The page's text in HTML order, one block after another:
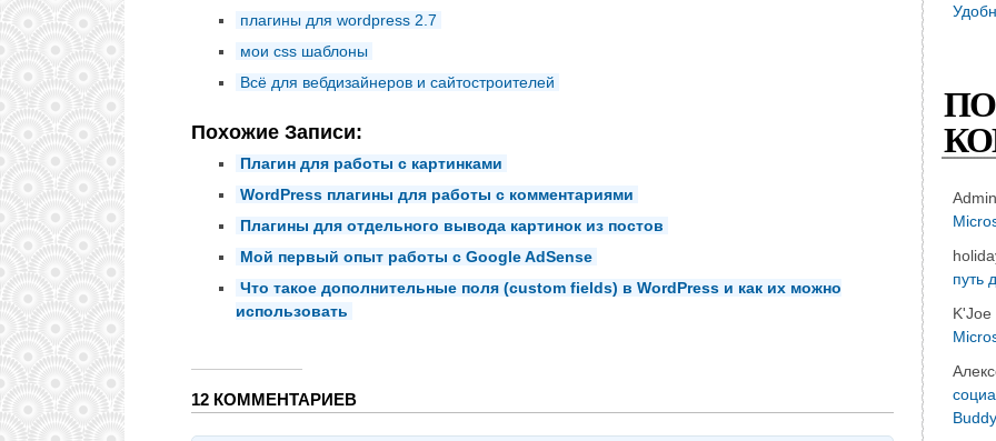
плагины для wordpress 2.7
мои css шаблоны
Всё для вебдизайнеров и сайтостроителей
Похожие Записи:
Плагин для работы с картинками
WordPress плагины для работы с комментариями
Плагины для отдельного вывода картинок из постов
Мой первый опыт работы с Google AdSense
Что такое дополнительные поля (custom fields) в WordPress и как их можно
использовать
12 КОММЕНТАРИЕВ
Admin
путь
K'Joe